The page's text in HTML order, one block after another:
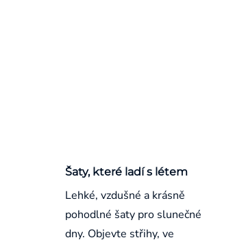
Šaty, které ladí s létem
Lehké, vzdušné a krásně
pohodlné šaty pro slunečné
dny. Objevte střihy, ve